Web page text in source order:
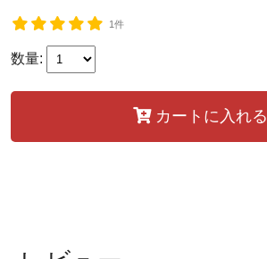
1件
数量:
カートに入れる